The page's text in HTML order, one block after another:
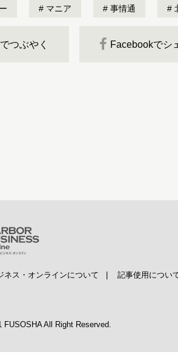
マニア 事情通
つぶやく Facebookでシ
ネス・オンラインについて 記事使用につい
FUSOSHA All Right Reserved.